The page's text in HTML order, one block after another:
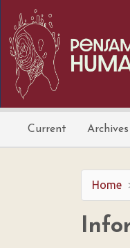
Main
Navigation
Main
Content
Sidebar
Current Archives
Home